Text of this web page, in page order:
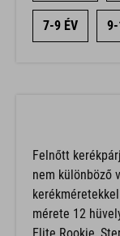
7-9 ÉV 9-
Felnőtt
nem különböző
mérete 12
Elite Rookie,